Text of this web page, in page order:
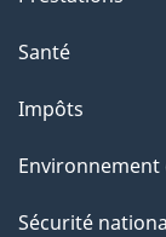
Santé
Impôts
Sécurité